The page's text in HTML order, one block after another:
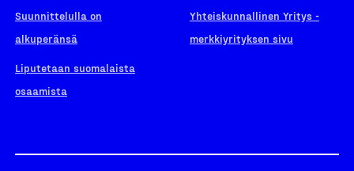
Suunnittelulla on
alkuperänsä
Liputetaan suomalaista
osaamista
Yhteiskunnallinen Yritys -
merkkiyrityksen sivu